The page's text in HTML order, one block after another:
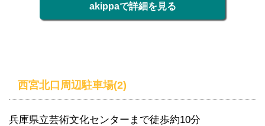
akippaで詳細を見る
西宮北口周辺駐車場(2)
兵庫県立芸術文化センターまで徒歩約10分